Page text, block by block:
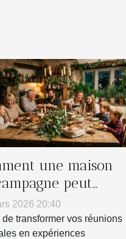
une maison
peut
vos
familiales ?
2026 20:40
transformer vos réunions
en expériences